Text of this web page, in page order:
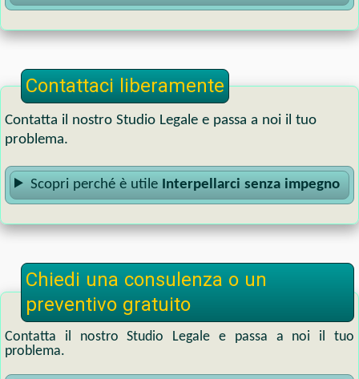
Contattaci liberamente
Contatta il nostro Studio Legale e passa a noi il tuo
problema.
Scopri perché è utile Interpellarci senza impegno
Chiedi una consulenza o un
preventivo gratuito
Contatta il nostro Studio Legale e passa a noi il tuo
problema.